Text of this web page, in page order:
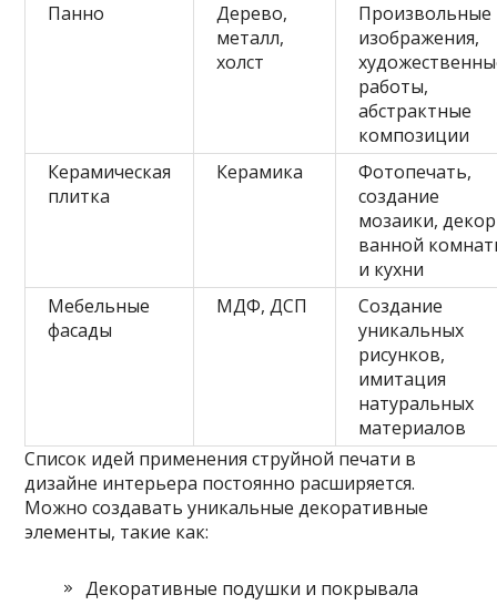
Панно
Дерево,
металл,
холст
Произвольные
изображения,
работы,
абстрактные
композиции
Керамическая
плитка
Керамика
Фотопечать,
создание
мозаики, декор
ванной
и кухни
Мебельные
фасады
МДФ, ДСП
Создание
уникальных
рисунков,
имитация
натуральных
материалов
Список идей применения струйной печати в
дизайне интерьера постоянно расширяется.
Можно создавать уникальные декоративные
элементы, такие как:
Декоративные подушки и покрывала